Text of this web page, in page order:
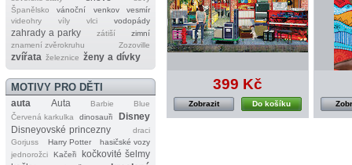
Španělsko
vánoční venkov
vesmír
videohry
víly vlci vodopády
zahrady a parky zátiší
zimní
znamení zvěrokruhu
Zozoville
zvířata železnice ženy a dívky
MOTIVY PRO DĚTI
auta Auta Barbie
Blue
Červená karkulka
dinosauři
Disney
Disneyovské princezny
draci
Gorjuss
Harry Potter
hasičské vozy
jednorožci
Kačeři
kočkovité šelmy
399 Kč
Do košíku
Zobrazit